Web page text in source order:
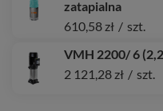
zatapialna
610,58 zł / szt.
VMH 2200/ 6
2 121,28 zł / szt.